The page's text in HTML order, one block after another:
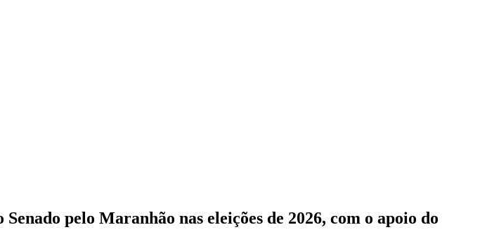
pelo Maranhão nas eleições de 2026, com o apoio do